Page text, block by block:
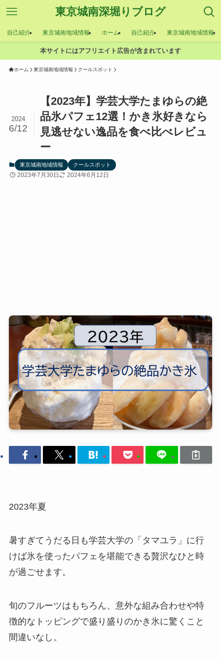
東京城南深堀りブログ
自己紹介 東京城南地域情報 ホーム 自己紹介 東京城南地域情報
本サイトにはアフリエイト広告が含まれています
ホーム 東京城南地域情報 クールスポット
【2023年】学芸大学たまゆらの絶
品氷パフェ12選！かき氷好きなら
見逃せない逸品を食べ比べレビュ
ー
2024
6/12
東京城南地域情報 クールスポット
2023年7月30日 2024年6月12日
2023年夏
暑すぎてうだる日も学芸大学の「タマユラ」に行
けば氷を使ったパフェを堪能できる贅沢なひと時
が過ごせます。
旬のフルーツはもちろん、意外な組み合わせや特
徴的なトッピングで盛り盛りのかき氷に驚くこと
間違いなし。